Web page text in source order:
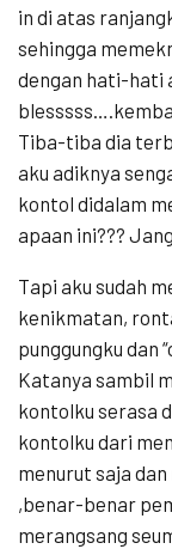
in di atas
sehingga
dengan hati-hati
Tiba-tiba dia
aku adiknya
kontol didalam
apaan ini???
Tapi aku sudah
kenikmatan,
punggungku dan
Katanya sambil
kontolku serasa
kontolku dari
menurut saja
,benar-benar
merangsang